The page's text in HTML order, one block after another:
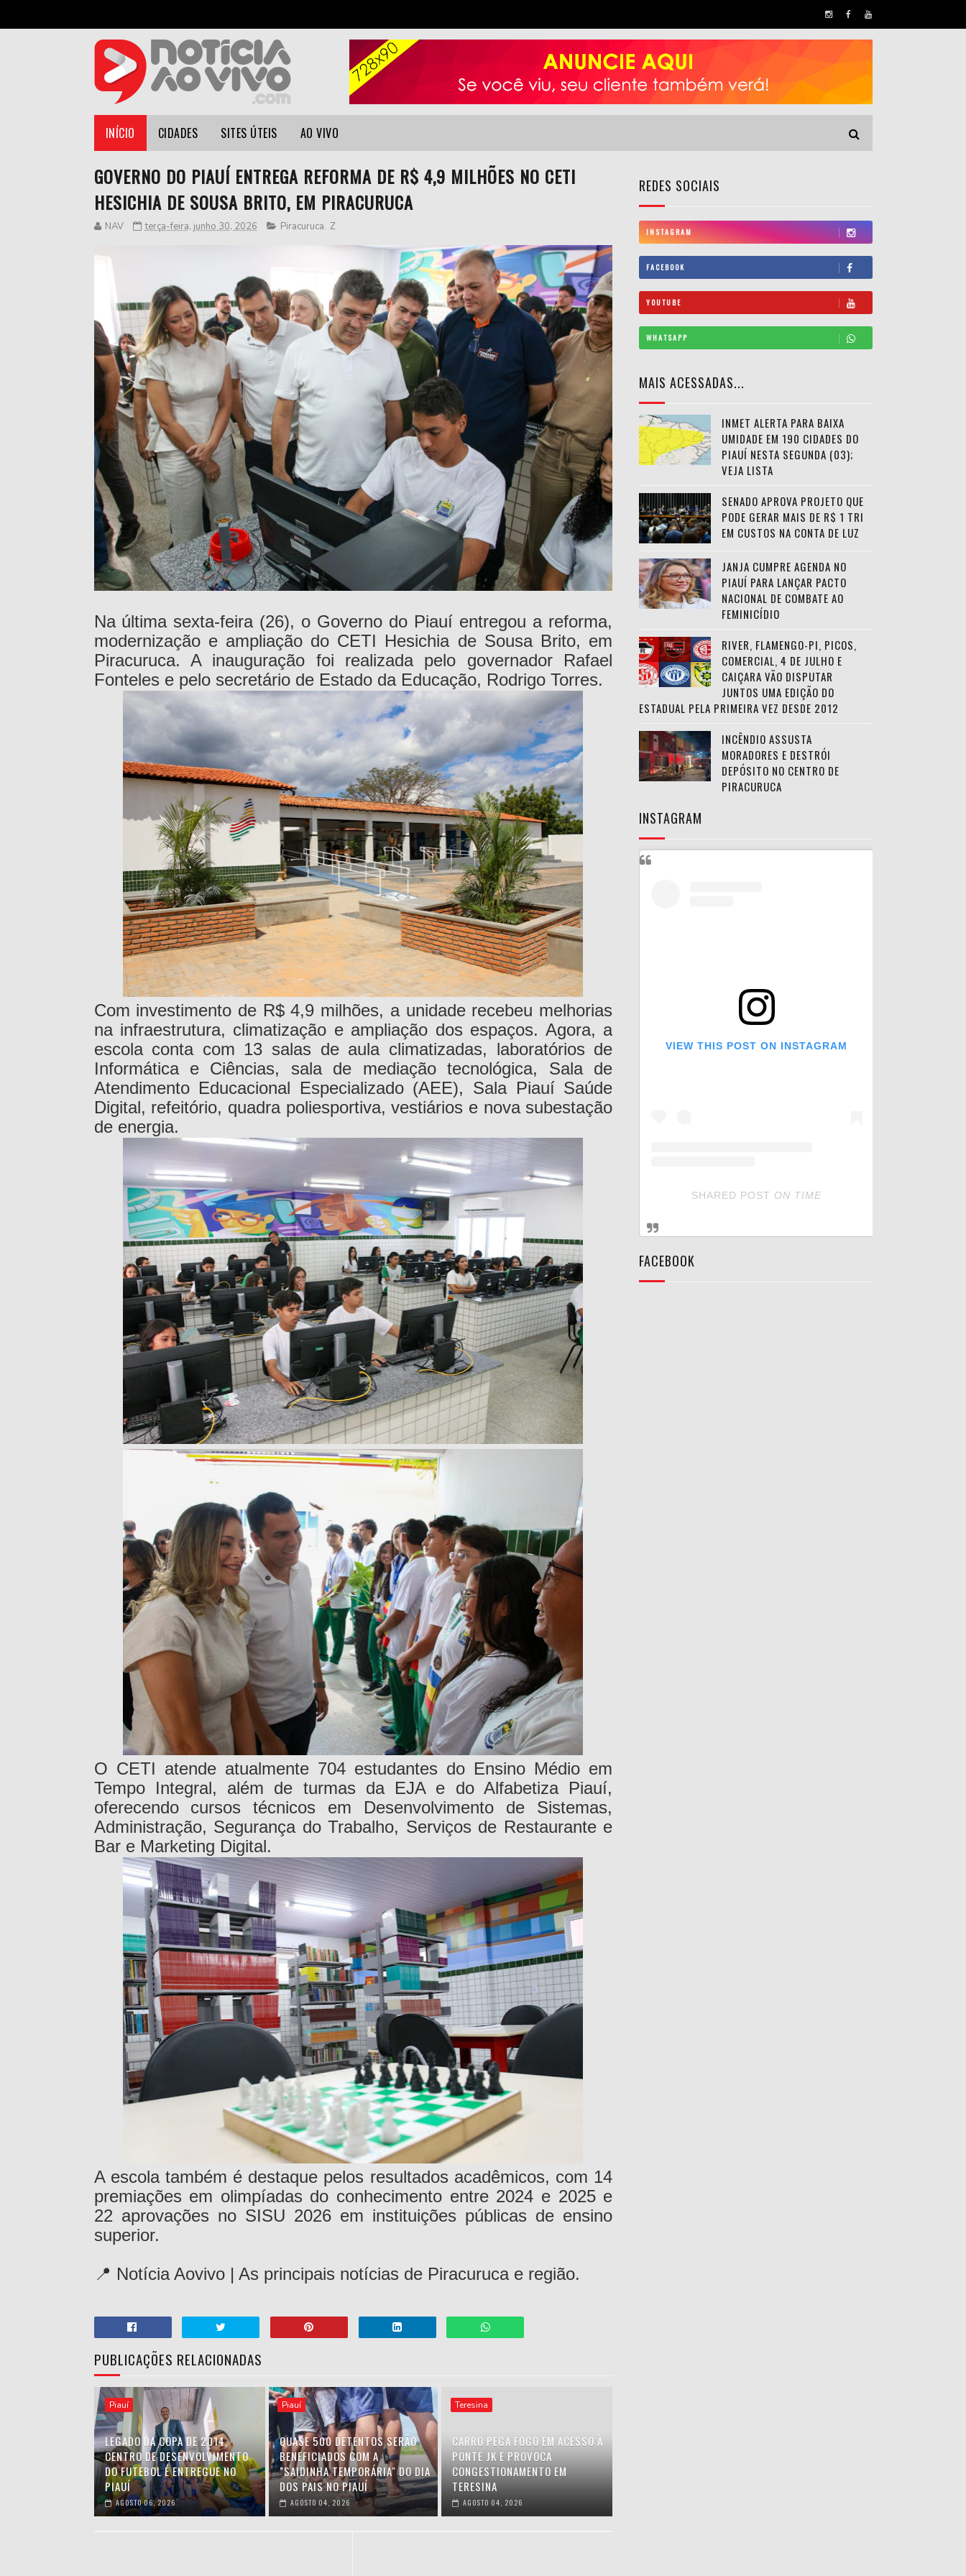
INÍCIO CIDADES SITES ÚTEIS AO VIVO
GOVERNO DO PIAUÍ ENTREGA REFORMA DE R$ 4,9 MILHÕES NO CETI
HESICHIA DE SOUSA BRITO, EM PIRACURUCA
NAV terça-feira, junho 30, 2026 Piracuruca, Z
Na última sexta-feira (26), o Governo do Piauí entregou a reforma,
modernização e ampliação do CETI Hesichia de Sousa Brito, em
Piracuruca. A inauguração foi realizada pelo governador Rafael
Fonteles e pelo secretário de Estado da Educação, Rodrigo Torres.
Com investimento de R$ 4,9 milhões, a unidade recebeu melhorias
na infraestrutura, climatização e ampliação dos espaços. Agora, a
escola conta com 13 salas de aula climatizadas, laboratórios de
Informática e Ciências, sala de mediação tecnológica, Sala de
Atendimento Educacional Especializado (AEE), Sala Piauí Saúde
Digital, refeitório, quadra poliesportiva, vestiários e nova subestação
de energia.
O CETI atende atualmente 704 estudantes do Ensino Médio em
Tempo Integral, além de turmas da EJA e do Alfabetiza Piauí,
oferecendo cursos técnicos em Desenvolvimento de Sistemas,
Administração, Segurança do Trabalho, Serviços de Restaurante e
Bar e Marketing Digital.
A escola também é destaque pelos resultados acadêmicos, com 14
premiações em olimpíadas do conhecimento entre 2024 e 2025 e
22 aprovações no SISU 2026 em instituições públicas de ensino
superior.
📍 Notícia Aovivo | As principais notícias de Piracuruca e região.
PUBLICAÇÕES RELACIONADAS
Piauí
LEGADO DA COPA DE 2014,
CENTRO DE DESENVOLVIMENTO
DO FUTEBOL É ENTREGUE NO
PIAUÍ
AGOSTO 06, 2026
Piauí
QUASE 500 DETENTOS SERÃO
BENEFICIADOS COM A
"SAIDINHA TEMPORÁRIA" DO DIA
DOS PAIS NO PIAUÍ
AGOSTO 04, 2026
Teresina
CARRO PEGA FOGO EM ACESSO À
PONTE JK E PROVOCA
CONGESTIONAMENTO EM
TERESINA
AGOSTO 04, 2026
REDES SOCIAIS
INSTAGRAM
FACEBOOK
YOUTUBE
WHATSAPP
MAIS ACESSADAS...
INMET ALERTA PARA BAIXA
UMIDADE EM 190 CIDADES DO
PIAUÍ NESTA SEGUNDA (03);
VEJA LISTA
SENADO APROVA PROJETO QUE
PODE GERAR MAIS DE R$ 1 TRI
EM CUSTOS NA CONTA DE LUZ
JANJA CUMPRE AGENDA NO
PIAUÍ PARA LANÇAR PACTO
NACIONAL DE COMBATE AO
FEMINICÍDIO
RIVER, FLAMENGO-PI, PICOS,
COMERCIAL, 4 DE JULHO E
CAIÇARA VÃO DISPUTAR
JUNTOS UMA EDIÇÃO DO
ESTADUAL PELA PRIMEIRA VEZ DESDE 2012
INCÊNDIO ASSUSTA
MORADORES E DESTRÓI
DEPÓSITO NO CENTRO DE
PIRACURUCA
INSTAGRAM
VIEW THIS POST ON INSTAGRAM
SHARED POST ON TIME
FACEBOOK